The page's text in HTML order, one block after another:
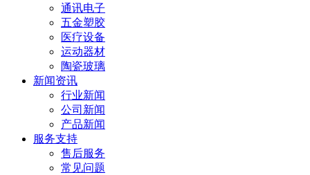
通讯电子
五金塑胶
医疗设备
运动器材
陶瓷玻璃
新闻资讯
行业新闻
公司新闻
产品新闻
服务支持
售后服务
常见问题